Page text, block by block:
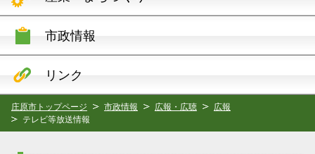
市政情報
リンク
庄原市トップページ 市政情報 広報・広聴
広報
テレビ等放送情報